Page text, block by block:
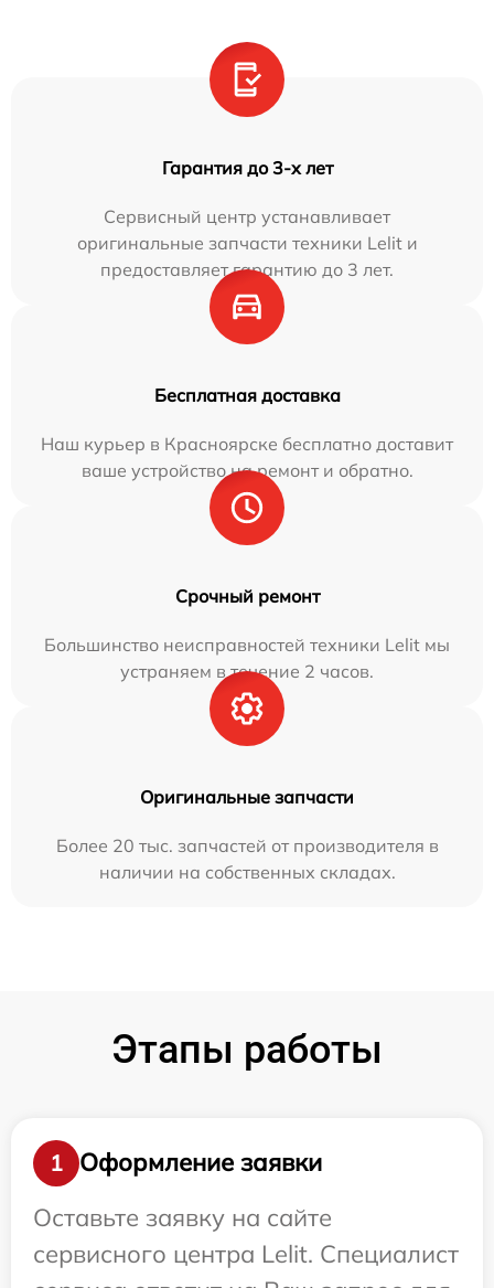
Гарантия до 3-х лет
Сервисный центр устанавливает
оригинальные запчасти техники Lelit и
предоставляет гарантию до 3 лет.
Бесплатная доставка
Наш курьер в Красноярске бесплатно доставит
ваше устройство на ремонт и обратно.
Срочный ремонт
Большинство неисправностей техники Lelit мы
устраняем в течение 2 часов.
Оригинальные запчасти
Более 20 тыс. запчастей от производителя в
наличии на собственных складах.
Этапы работы
1
Оформление заявки
Оставьте заявку на сайте
сервисного центра Lelit. Специалист